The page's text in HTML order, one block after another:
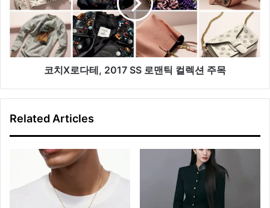
칭
다
,
2
0
로
코치X로다테, 2017 SS 로맨틱 컬렉션 주목
Related Articles